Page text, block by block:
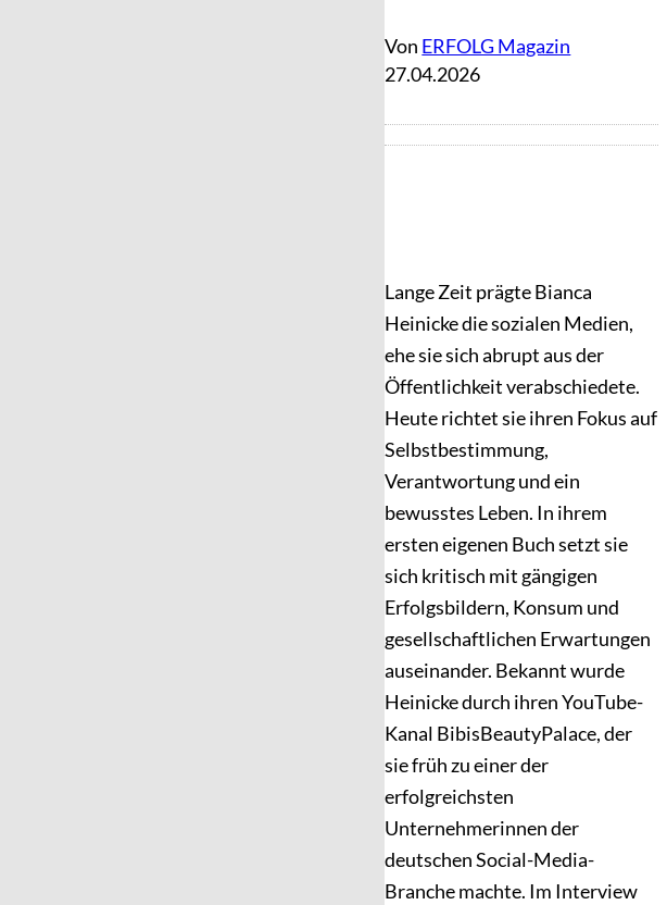
Von ERFOLG Magazin
27.04.2026
Lange Zeit prägte Bianca
Heinicke die sozialen Medien,
ehe sie sich abrupt aus der
Öffentlichkeit verabschiedete.
Heute richtet sie ihren Fokus auf
Selbstbestimmung,
Verantwortung und ein
bewusstes Leben. In ihrem
ersten eigenen Buch setzt sie
sich kritisch mit gängigen
Erfolgsbildern, Konsum und
gesellschaftlichen Erwartungen
auseinander. Bekannt wurde
Heinicke durch ihren YouTube-
Kanal BibisBeautyPalace, der
sie früh zu einer der
erfolgreichsten
Unternehmerinnen der
deutschen Social-Media-
Branche machte. Im Interview